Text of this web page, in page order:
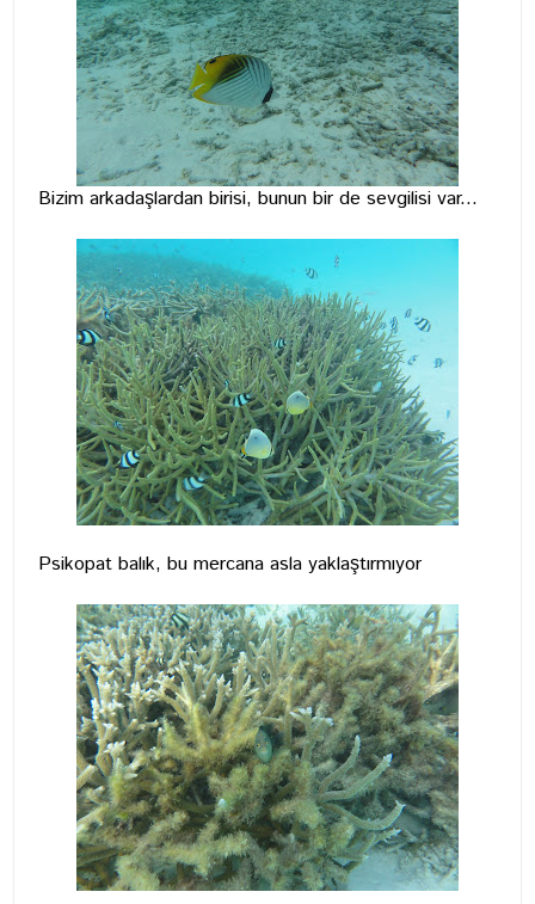
Bizim arkadaşlardan birisi, bunun bir de sevgilisi var...
Psikopat balık, bu mercana asla yaklaştırmıyor